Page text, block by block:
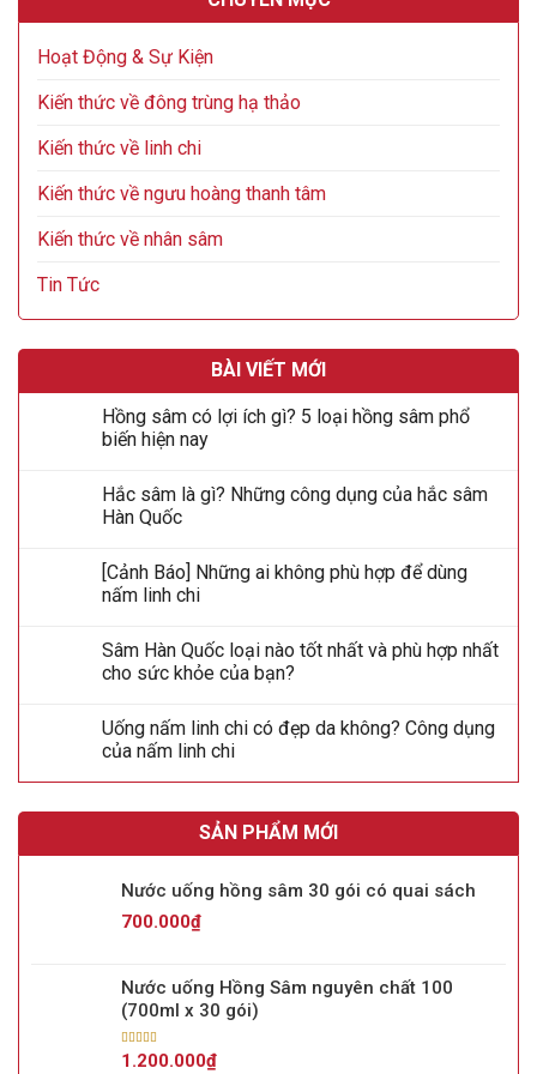
Hoạt Động & Sự Kiện
Kiến thức về đông trùng hạ thảo
Kiến thức về linh chi
Kiến thức về ngưu hoàng thanh tâm
Kiến thức về nhân sâm
Tin Tức
BÀI VIẾT MỚI
Hồng sâm có lợi ích gì? 5 loại hồng sâm phổ
biến hiện nay
Hắc sâm là gì? Những công dụng của hắc sâm
Hàn Quốc
[Cảnh Báo] Những ai không phù hợp để dùng
nấm linh chi
Sâm Hàn Quốc loại nào tốt nhất và phù hợp nhất
cho sức khỏe của bạn?
Uống nấm linh chi có đẹp da không? Công dụng
của nấm linh chi
SẢN PHẨM MỚI
Nước uống hồng sâm 30 gói có quai sách
700.000₫
Nước uống Hồng Sâm nguyên chất 100
(700ml x 30 gói)
Được xếp
1.200.000₫